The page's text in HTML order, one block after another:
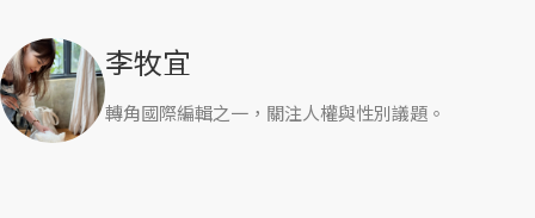
李牧宜
轉角國際編輯之一，關注人權與性別議題。